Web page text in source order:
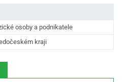
osoby a podnikatele
kraji